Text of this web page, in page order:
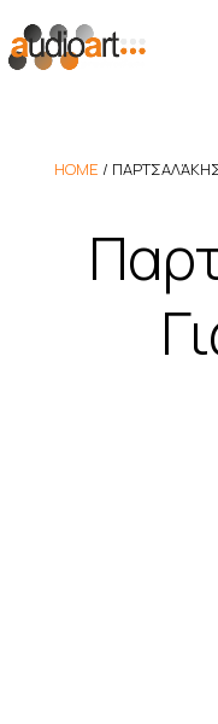
HOME /